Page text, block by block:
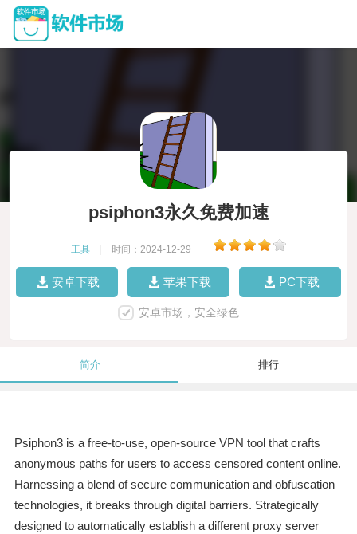
psiphon3永久免费加速
工具 时间：2024-12-29
安卓下载 苹果下载 PC下载
安卓市场，安全绿色
简介 排行
Psiphon3 is a free-to-use, open-source VPN tool that crafts
anonymous paths for users to access censored content online.
Harnessing a blend of secure communication and obfuscation
technologies, it breaks through digital barriers. Strategically
designed to automatically establish a different proxy server